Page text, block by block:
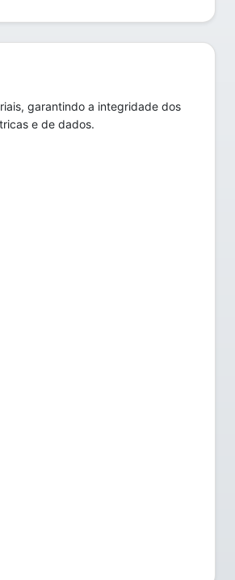
garantindo a integridade dos
e de dados.